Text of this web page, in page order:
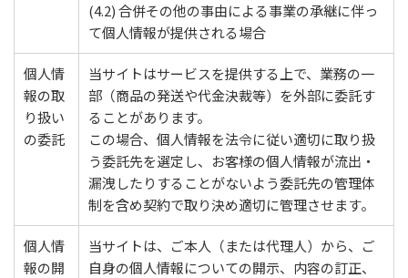
(4.2) 合併その他の事由による事業の承継に伴っ
て個人情報が提供される場合
個人情
報の取
り扱い
の委託
当サイトはサービスを提供する上で、業務の一
部（商品の発送や代金決裁等）を外部に委託す
ることがあります。
この場合、個人情報を法令に従い適切に取り扱
う委託先を選定し、お客様の個人情報が流出・
漏洩したりすることがないよう委託先の管理体
制を含め契約で取り決め適切に管理させます。
個人情
報の開
当サイトは、ご本人（または代理人）から、ご
自身の個人情報についての開示、内容の訂正、